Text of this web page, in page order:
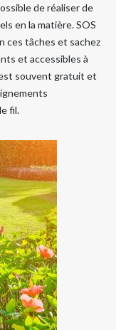
de réaliser de
en la matière. SOS
ces tâches et sachez
et accessibles à
souvent gratuit et
fil.